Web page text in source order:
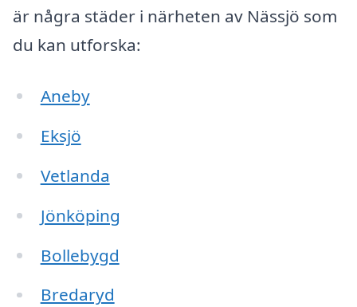
är några städer i närheten av Nässjö som
du kan utforska:
Aneby
Eksjö
Vetlanda
Jönköping
Bollebygd
Bredaryd